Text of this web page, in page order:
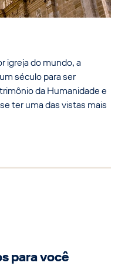
igreja do mundo, a
século para ser
da Humanidade e
ter uma das vistas mais
para você